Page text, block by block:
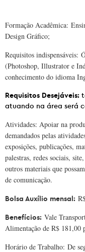
Formação Acadêmica:
Design Gráfico;
Requisitos indispensáveis:
(Photoshop, Illustrator e
conhecimento do idioma
Requisitos Desejáveis:
atuando na área será
Atividades: Apoiar na
demandados pelas
exposições, publicações,
palestras, redes sociais,
outros materiais que
de comunicação.
Bolsa Auxílio mensal:
Benefícios: Vale
Alimentação de R$ 181,00
Horário de Trabalho: De